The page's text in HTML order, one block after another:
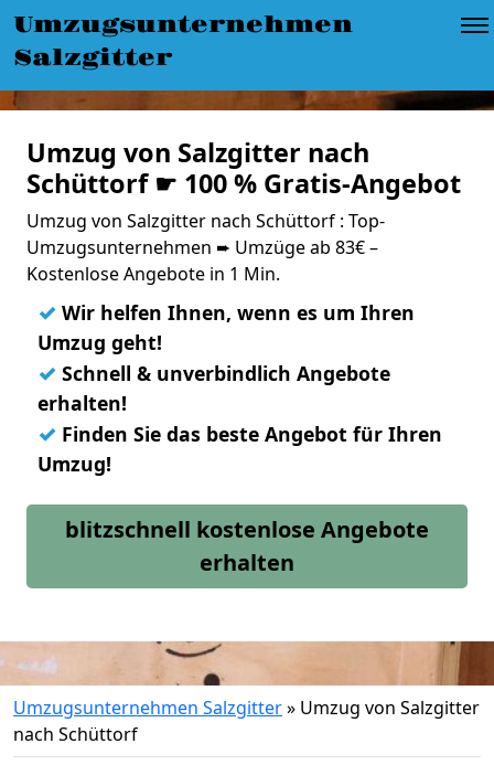
Umzugsunternehmen
Salzgitter
Umzug von Salzgitter nach
Schüttorf ☛ 100 % Gratis-Angebot
Umzug von Salzgitter nach Schüttorf : Top-
Umzugsunternehmen ➨ Umzüge ab 83€ –
Kostenlose Angebote in 1 Min.
✓ Wir helfen Ihnen, wenn es um Ihren
Umzug geht!
✓ Schnell & unverbindlich Angebote
erhalten!
✓ Finden Sie das beste Angebot für Ihren
Umzug!
blitzschnell kostenlose Angebote
erhalten
Umzugsunternehmen Salzgitter» Umzug von Salzgitter
nach Schüttorf